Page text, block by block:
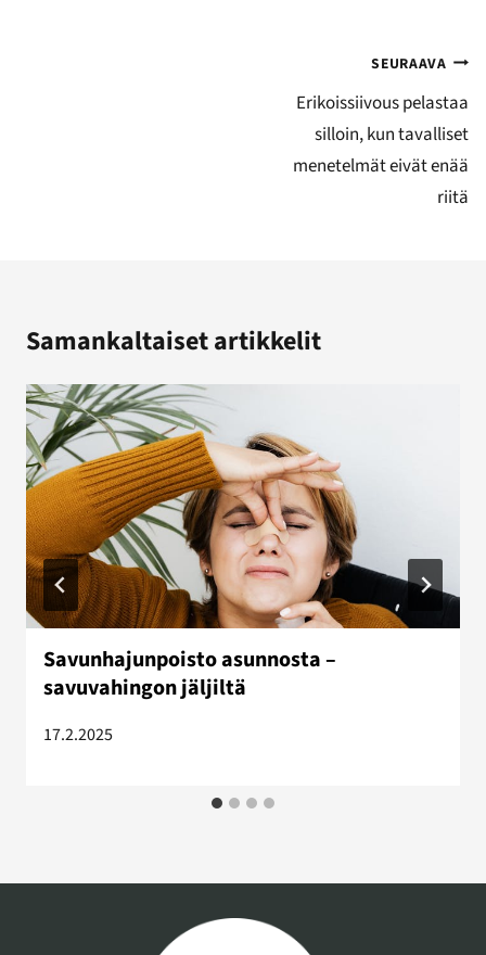
SEURAAVA
Erikoissiivous pelastaa
silloin, kun tavalliset
menetelmät eivät enää
riitä
Samankaltaiset artikkelit
Savunhajunpoisto asunnosta –
savuvahingon jäljiltä
17.2.2025